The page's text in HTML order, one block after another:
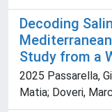
Decoding
Study from a
2025 Passarella,
Matia; Doveri,